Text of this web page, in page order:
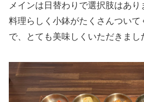
メインは日替わりで選択肢はあり
料理らしく小鉢がたくさんついて
で、とても美味しくいただきまし